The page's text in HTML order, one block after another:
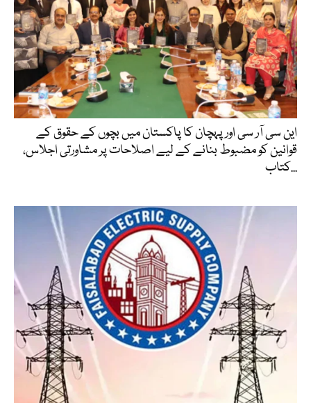
این سی آر سی اور پہچان کا پاکستان میں بچوں کے حقوق کے
قوانین کو مضبوط بنانے کے لیے اصلاحات پر مشاورتی اجلاس،
کتاب...